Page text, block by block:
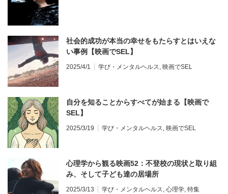
社会的成功が本当の幸せをもたらすとはいえな
い事例【映画でSEL】
2025/4/1 学び・メンタルヘルス, 映画でSEL
自分を知ることからすべてが始まる【映画で
SEL】
2025/3/19 学び・メンタルヘルス, 映画でSEL
心理学から観る映画52：不登校の現状と取り組
み、そして子ども達の居場所
2025/3/13 学び・メンタルヘルス, 心理学, 特集